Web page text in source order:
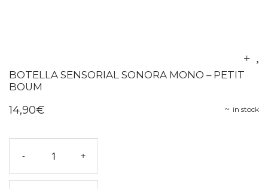
BOTELLA SENSORIAL SONORA MONO – PETIT
BOUM
in stock
14,90€
-
sensorial
sonora
+